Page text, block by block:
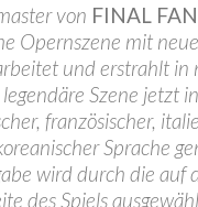
von FINAL
Opernszene mit
und erstrahlt in
Szene jetzt
französischer,
Sprache
wird durch die auf
des Spiels